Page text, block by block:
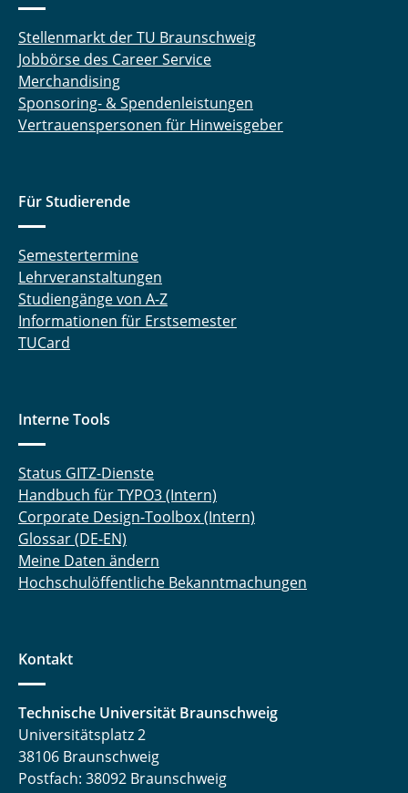
Stellenmarkt der TU Braunschweig
Jobbörse des Career Service
Merchandising
Sponsoring- & Spendenleistungen
Vertrauenspersonen für Hinweisgeber
Für Studierende
Semestertermine
Lehrveranstaltungen
Studiengänge von A-Z
Informationen für Erstsemester
TUCard
Interne Tools
Status GITZ-Dienste
Handbuch für TYPO3 (Intern)
Corporate Design-Toolbox (Intern)
Glossar (DE-EN)
Meine Daten ändern
Hochschulöffentliche Bekanntmachungen
Kontakt
Technische Universität Braunschweig
Universitätsplatz 2
38106 Braunschweig
Postfach: 38092 Braunschweig